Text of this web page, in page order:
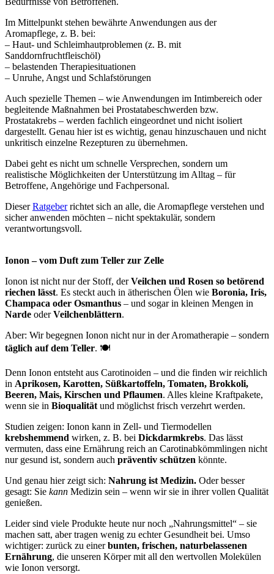
Im Mittelpunkt stehen bewährte Anwendungen aus der
Aromapflege, z. B. bei:
– Haut- und Schleimhautproblemen (z. B. mit
Sanddornfruchtfleischöl)
– belastenden Therapiesituationen
– Unruhe, Angst und Schlafstörungen
Auch spezielle Themen – wie Anwendungen im Intimbereich oder
begleitende Maßnahmen bei Prostatabeschwerden bzw.
Prostatakrebs – werden fachlich eingeordnet und nicht isoliert
dargestellt. Genau hier ist es wichtig, genau hinzuschauen und nicht
unkritisch einzelne Rezepturen zu übernehmen.
Dabei geht es nicht um schnelle Versprechen, sondern um
realistische Möglichkeiten der Unterstützung im Alltag – für
Betroffene, Angehörige und Fachpersonal.
DieserRatgeberrichtet sich an alle, die Aromapflege verstehen und
sicher anwenden möchten – nicht spektakulär, sondern
verantwortungsvoll.
Ionon – vom Duft zum Teller zur Zelle
Ionon ist nicht nur der Stoff, derVeilchen und Rosen so betörend
riechen lässt. Es steckt auch in ätherischen Ölen wie Boronia, Iris,
Champaca oder Osmanthus – und sogar in kleinen Mengen in
Narde oderVeilchenblättern.
Aber: Wir begegnen Ionon nicht nur in der Aromatherapie – sondern
täglich auf dem Teller. 🍽️
Denn Ionon entsteht aus Carotinoiden – und die finden wir reichlich
in Aprikosen, Karotten, Süßkartoffeln, Tomaten, Brokkoli,
Beeren, Mais, Kirschen und Pflaumen. Alles kleine Kraftpakete,
wenn sie in Bioqualität und möglichst frisch verzehrt werden.
Studien zeigen: Ionon kann in Zell- und Tiermodellen
krebshemmend wirken, z. B. bei Dickdarmkrebs. Das lässt
vermuten, dass eine Ernährung reich an Carotinabkömmlingen nicht
nur gesund ist, sondern auch präventiv schützen könnte.
Und genau hier zeigt sich: Nahrung ist Medizin. Oder besser
gesagt: Sie kann Medizin sein – wenn wir sie in ihrer vollen Qualität
genießen.
Leider sind viele Produkte heute nur noch „Nahrungsmittel“ – sie
machen satt, aber tragen wenig zu echter Gesundheit bei. Umso
wichtiger: zurück zu einerbunten, frischen, naturbelassenen
Ernährung, die unseren Körper mit all den wertvollen Molekülen
wie Ionon versorgt.